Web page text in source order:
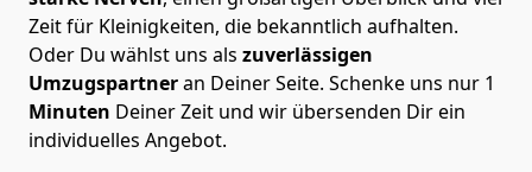
Zeit für Kleinigkeiten, die bekanntlich aufhalten.
Oder Du wählst uns als zuverlässigen
Umzugspartneran Deiner Seite. Schenke uns nur 1
Minuten Deiner Zeit und wir übersenden Dir ein
individuelles Angebot.